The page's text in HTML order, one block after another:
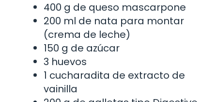
400 g de queso mascarpone
200 ml de nata para montar
(crema de leche)
150 g de azúcar
3 huevos
1 cucharadita de extracto de
vainilla